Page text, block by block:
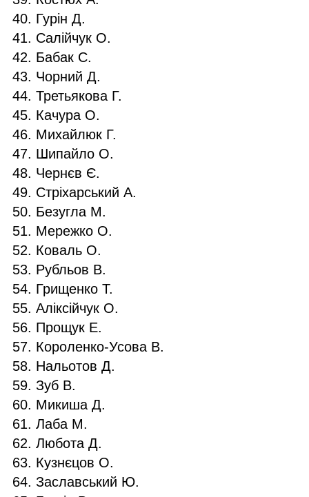
Гурін Д.
Салійчук О.
Бабак С.
Чорний Д.
Третьякова Г.
Качура О.
Михайлюк Г.
Шипайло О.
Чернєв Є.
Стріхарський А.
Безугла М.
Мережко О.
Коваль О.
Рубльов В.
Грищенко Т.
Аліксійчук О.
Прощук Е.
Короленко-Усова В.
Нальотов Д.
Зуб В.
Микиша Д.
Лаба М.
Любота Д.
Кузнєцов О.
Заславський Ю.